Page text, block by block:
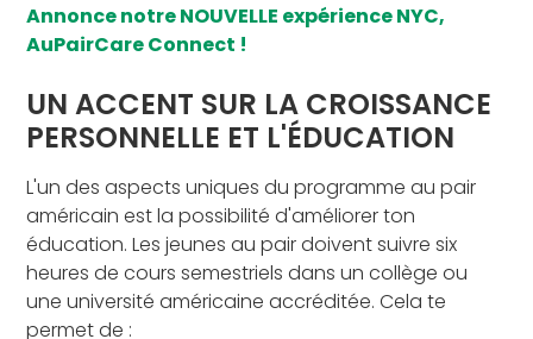
Annonce notre NOUVELLE expérience NYC,
AuPairCare Connect !
UN ACCENT SUR LA CROISSANCE
PERSONNELLE ET L'ÉDUCATION
L'un des aspects uniques du programme au pair
américain est la possibilité d'améliorer ton
éducation. Les jeunes au pair doivent suivre six
heures de cours semestriels dans un collège ou
une université américaine accréditée. Cela te
permet de :